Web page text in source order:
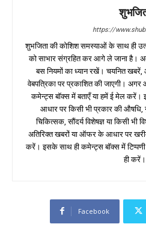
https://
शुभजिता की कोशिश समस्याओं के साथ ही
को साभार संग्रहित कर आगे ले जाना है।
बस नियमों का ध्यान रखें। चयनित
वेबपत्रिका पर प्रकाशित की जाएगी।
कमेन्ट्स बॉक्स में बताएँ या हमें ई मेल
आधार पर किसी भी प्रकार की औषधि,
चिकित्सक, सौंदर्य विशेषज्ञ या किसी
अतिरिक्त खबरों या ऑफर के आधार पर
करें। इसके साथ ही कमेन्ट्स बॉक्स में टिप्पणी
ही करें।
Facebook